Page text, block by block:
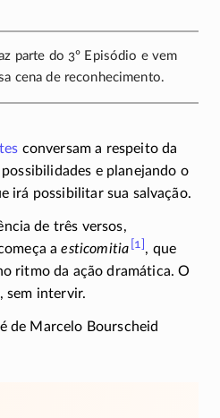
parte do 3º Episódio e vem
cena de reconhecimento.
conversam a respeito da
e planejando o
irá possibilitar sua salvação.
de três versos,
aesticomitia [1] , que
ritmo da ação dramática. O
sem intervir.
de Marcelo Bourscheid